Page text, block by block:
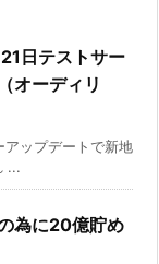
日テストサー
オーディリ
ップデートで新地
...
為に20億貯め